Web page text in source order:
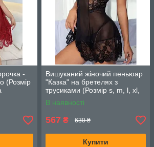
-
(Розмір
Вишуканий жіночий пеньюар
"Казка" на бретелях з
трусиками (Розмір s, m, l, xl,
xxl, xxxl), Чорний
В наявності
567 ₴ 630 ₴
Купити